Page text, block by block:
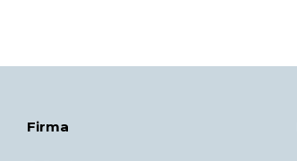
Firma